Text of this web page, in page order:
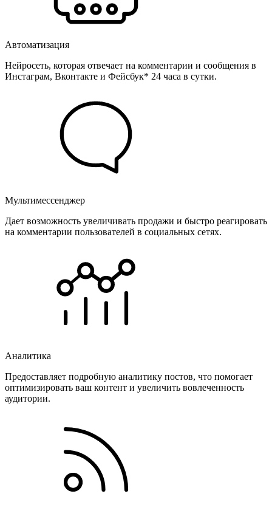
Автоматизация
Нейросеть, которая отвечает на комментарии и сообщения в
Инстаграм, Вконтакте и Фейсбук* 24 часа в сутки.
Мультимессенджер
Дает возможность увеличивать продажи и быстро реагировать
на комментарии пользователей в социальных сетях.
Аналитика
Предоставляет подробную аналитику постов, что помогает
оптимизировать ваш контент и увеличить вовлеченность
аудитории.